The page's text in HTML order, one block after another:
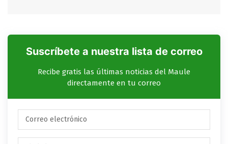
Suscríbete a nuestra lista de correo
Recibe gratis las últimas noticias del Maule
directamente en tu correo